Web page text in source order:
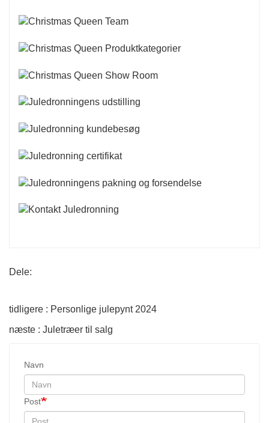
Dele:
tidligere : Personlige julepynt 2024
næste : Juletræer til salg
Navn
Post